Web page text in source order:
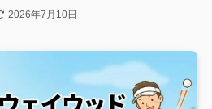
2026年7月10日